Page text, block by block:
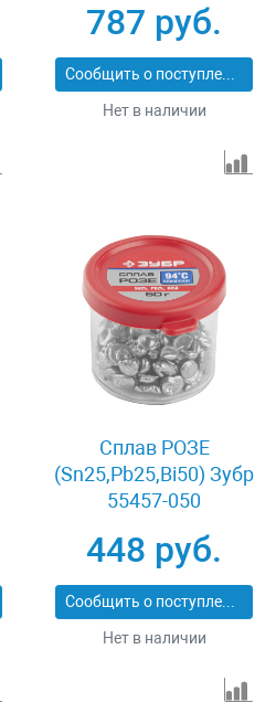
787 руб.
Сообщить о поступлении
Нет в наличии
Сплав РОЗЕ
(Sn25,Pb25,Bi50) Зубр
55457-050
448 руб.
Сообщить о поступлении
Нет в наличии